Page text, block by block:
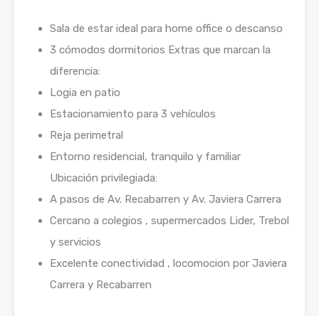
Sala de estar ideal para home office o descanso
3 cómodos dormitorios Extras que marcan la
diferencia:
Logia en patio
Estacionamiento para 3 vehículos
Reja perimetral
Entorno residencial, tranquilo y familiar
Ubicación privilegiada:
A pasos de Av. Recabarren y Av. Javiera Carrera
Cercano a colegios , supermercados Lider, Trebol
y servicios
Excelente conectividad , locomocion por Javiera
Carrera y Recabarren